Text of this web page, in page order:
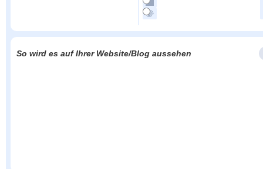
So wird es auf Ihrer Website/Blog aussehen